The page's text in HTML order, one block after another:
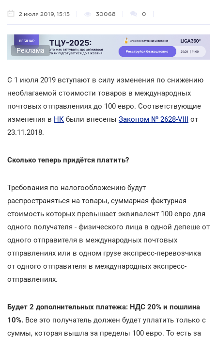
2 июля 2019, 15:15 30068 0
Реклама
С 1 июля 2019 вступают в силу изменения по снижению
необлагаемой стоимости товаров в международных
почтовых отправлениях до 100 евро. Соответствующие
изменения в НК были внесены Законом № 2628-VIII от
23.11.2018.
Сколько теперь придётся платить?
Требования по налогообложению будут
распространяться на товары, суммарная фактурная
стоимость которых превышает эквивалент 100 евро для
одного получателя - физического лица в одной депеше от
одного отправителя в международных почтовых
отправлениях или в одном грузе экспресс-перевозчика
от одного отправителя в международных экспресс-
отправлениях.
Будет 2 дополнительных платежа: НДС 20% и пошлина
10%. Все это получатель должен будет уплатить только с
суммы, которая вышла за пределы 100 евро. То есть за